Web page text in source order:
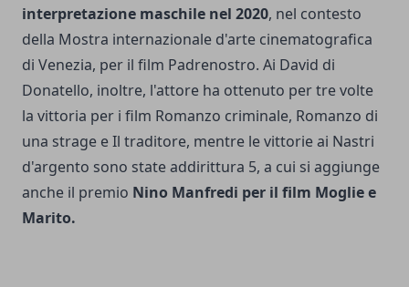
interpretazione maschile nel 2020, nel contesto
della Mostra internazionale d'arte cinematografica
di Venezia, per il film Padrenostro. Ai David di
Donatello, inoltre, l'attore ha ottenuto per tre volte
la vittoria per i film Romanzo criminale, Romanzo di
una strage e Il traditore, mentre le vittorie ai Nastri
d'argento sono state addirittura 5, a cui si aggiunge
anche il premio Nino Manfredi per il film Moglie e
Marito.